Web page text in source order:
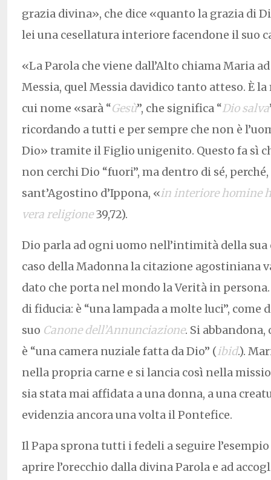
grazia divina», che dice «quanto la grazia di
lei una cesellatura interiore facendone il suo
«La Parola che viene dall’Alto chiama Maria
Messia, quel Messia davidico tanto atteso. È
cui nome «sarà “Gesù”, che significa “Dio salva
ricordando a tutti e per sempre che non è
Dio» tramite il Figlio unigenito. Questo fa sì
non cerchi Dio “fuori”, ma dentro di sé,
sant’Agostino d’Ippona, «in interiore homine
vera religione39,72).
Dio parla ad ogni uomo nell’intimità della sua
caso della Madonna la citazione agostiniana
dato che porta nel mondo la Verità in
di fiducia: è “una lampada a molte luci”, come
suo Canone dell’Annunciazione. Si abbandona,
è “una camera nuziale fatta da Dio” (ibid.).
nella propria carne e si lancia così nella
sia stata mai affidata a una donna, a una
evidenzia ancora una volta il Pontefice.
Il Papa sprona tutti i fedeli a seguire
aprire l’orecchio dalla divina Parola e ad